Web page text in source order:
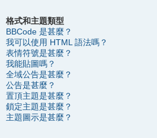
格式和主題類型
BBCode 是甚麼？
我可以使用 HTML 語法嗎？
表情符號是甚麼？
我能貼圖嗎？
全域公告是甚麼？
公告是甚麼？
置頂主題是甚麼？
鎖定主題是甚麼？
主題圖示是甚麼？